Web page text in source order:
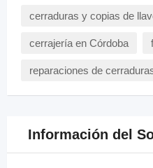
cerraduras y copias de
cerrajería en Córdoba
reparaciones de
Información del